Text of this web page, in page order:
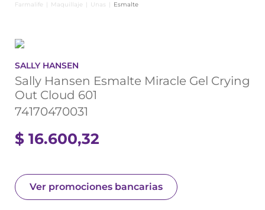
Maquillaje Unas Esmalte
SALLY HANSEN
Sally Hansen Esmalte Miracle Gel Crying
Out Cloud 601
74170470031
$ 16.600,32
Ver promociones bancarias